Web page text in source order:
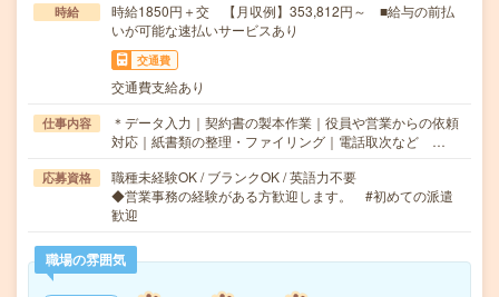
時給
時給1850円＋交 【月収例】353,812円～ ■給与の前払
いが可能な速払いサービスあり
交通費
交通費支給あり
仕事内容
＊データ入力｜契約書の製本作業｜役員や営業からの依頼
対応｜紙書類の整理・ファイリング｜電話取次など …
応募資格
職種未経験OK / ブランクOK / 英語力不要
◆営業事務の経験がある方歓迎します。 #初めての派遣
歓迎
職場の雰囲気